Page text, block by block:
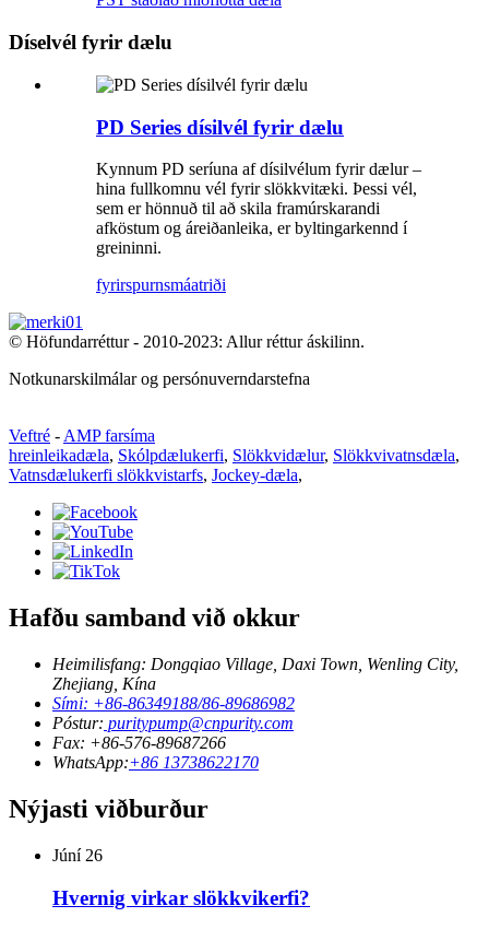
Díselvél fyrir dælu
PD Series dísilvél fyrir dælu
Kynnum PD seríuna af dísilvélum fyrir dælur –
hina fullkomnu vél fyrir slökkvitæki. Þessi vél,
sem er hönnuð til að skila framúrskarandi
afköstum og áreiðanleika, er byltingarkennd í
greininni.
fyrirspurnsmáatriði
© Höfundarréttur - 2010-2023: Allur réttur áskilinn.
Notkunarskilmálar og persónuverndarstefna
Veftré - AMP farsíma
hreinleikadæla, Skólpdælukerfi, Slökkvidælur, Slökkvivatnsdæla,
Vatnsdælukerfi slökkvistarfs, Jockey-dæla,
Hafðu samband við okkur
Heimilisfang: Dongqiao Village, Daxi Town, Wenling City,
Zhejiang, Kína
Sími: +86-86349188/86-89686982
Póstur: puritypump@cnpurity.com
Fax: +86-576-89687266
WhatsApp:+86 13738622170
Nýjasti viðburður
Júní 26
Hvernig virkar slökkvikerfi?